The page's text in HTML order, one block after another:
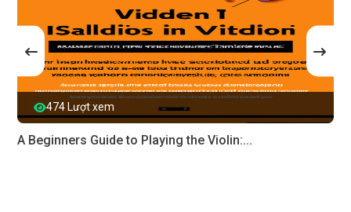
474 Lượt xem
A Beginners Guide to Playing the Violin:...